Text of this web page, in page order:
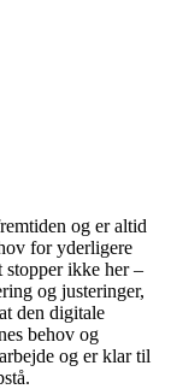
og er altid
for yderligere
stopper ikke her –
og justeringer,
den digitale
behov og
og er klar til